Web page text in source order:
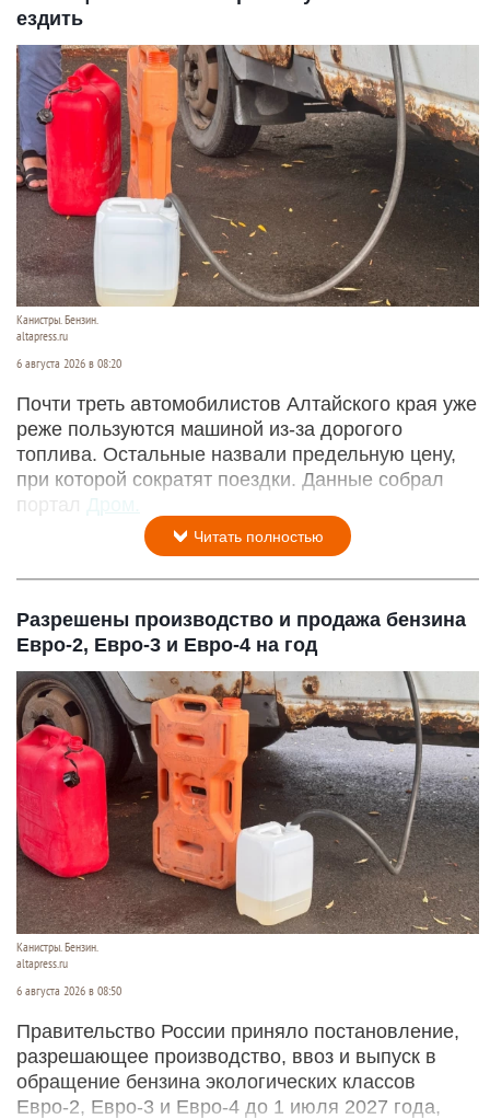
ездить
Канистры. Бензин.
altapress.ru
6 августа 2026 в 08:20
Почти треть автомобилистов Алтайского края уже
реже пользуются машиной из-за дорогого
топлива. Остальные назвали предельную цену,
при которой сократят поездки. Данные собрал
портал Дром.
Читать полностью
Разрешены производство и продажа бензина
Евро-2, Евро-3 и Евро-4 на год
Канистры. Бензин.
altapress.ru
6 августа 2026 в 08:50
Правительство России приняло постановление,
разрешающее производство, ввоз и выпуск в
обращение бензина экологических классов
Евро-2, Евро-3 и Евро-4 до 1 июля 2027 года,